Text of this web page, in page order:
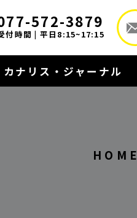
572-3879
付時間 | 平日8:15~17:15
カナリス・ジャーナル
HOME